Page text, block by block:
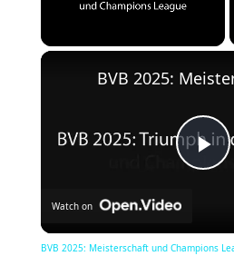
P
Watch on
BVB 2025: Meisterschaft und Champions